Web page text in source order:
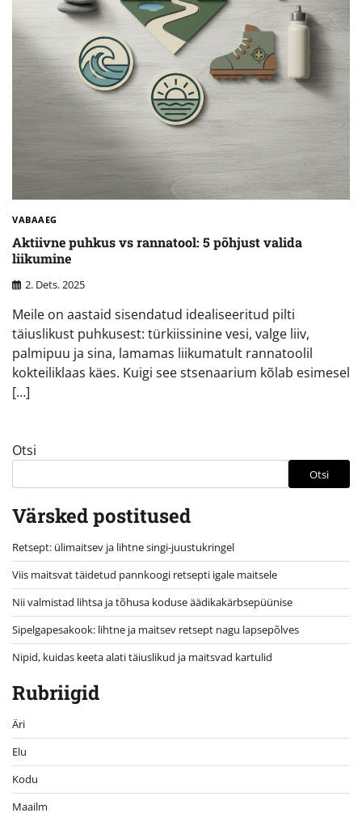
VABAAEG
Aktiivne puhkus vs rannatool: 5 põhjust valida
liikumine
2. Dets. 2025
Meile on aastaid sisendatud idealiseeritud pilti
täiuslikust puhkusest: türkiissinine vesi, valge liiv,
palmipuu ja sina, lamamas liikumatult rannatoolil
kokteiliklaas käes. Kuigi see stsenaarium kõlab esimesel
[…]
Otsi
Otsi
Värsked postitused
Retsept: ülimaitsev ja lihtne singi-juustukringel
Viis maitsvat täidetud pannkoogi retsepti igale maitsele
Nii valmistad lihtsa ja tõhusa koduse äädikakärbsepüünise
Sipelgapesakook: lihtne ja maitsev retsept nagu lapsepõlves
Nipid, kuidas keeta alati täiuslikud ja maitsvad kartulid
Rubriigid
Äri
Elu
Kodu
Maailm